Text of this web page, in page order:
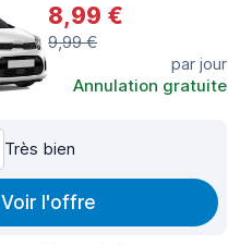
8,99 €
9,99 €
par jour
Annulation gratuite
Très bien
Voir l'offre